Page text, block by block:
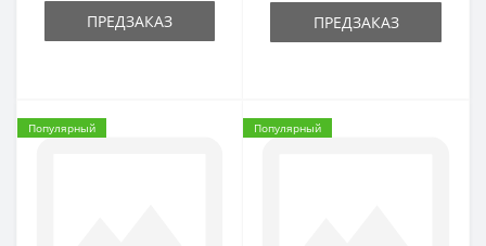
ПРЕДЗАКАЗ ПРЕДЗАКАЗ
Популярный Популярный